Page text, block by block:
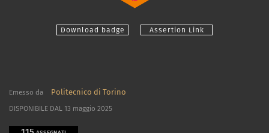
Download badge Assertion Link
Emesso da Politecnico di Torino
DISPONIBILE DAL 13 maggio 2025